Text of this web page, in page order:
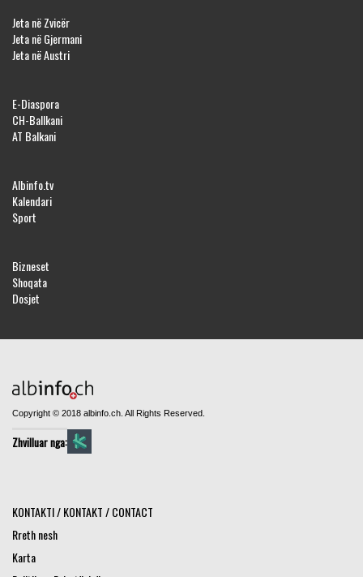
Jeta në Zvicër
Jeta në Gjermani
Jeta në Austri
E-Diaspora
CH-Ballkani
AT Balkani
Albinfo.tv
Kalendari
Sport
Bizneset
Shoqata
Dosjet
Copyright © 2018 albinfo.ch. All Rights Reserved.
Zhvilluar nga:
KONTAKTI / KONTAKT / CONTACT
Rreth nesh
Karta